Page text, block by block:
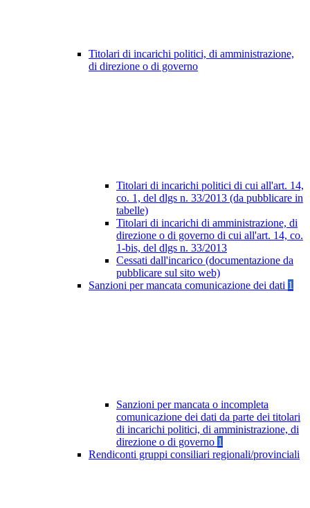
Titolari di incarichi politici, di amministrazione,
di direzione o di governo
Titolari di incarichi politici di cui all'art. 14,
co. 1, del dlgs n. 33/2013 (da pubblicare in
tabelle)
Titolari di incarichi di amministrazione, di
direzione o di governo di cui all'art. 14, co.
1-bis, del dlgs n. 33/2013
Cessati dall'incarico (documentazione da
pubblicare sul sito web)
Sanzioni per mancata comunicazione dei dati 1
Sanzioni per mancata o incompleta
comunicazione dei dati da parte dei titolari
di incarichi politici, di amministrazione, di
direzione o di governo 1
Rendiconti gruppi consiliari regionali/provinciali